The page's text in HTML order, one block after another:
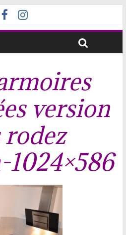
version